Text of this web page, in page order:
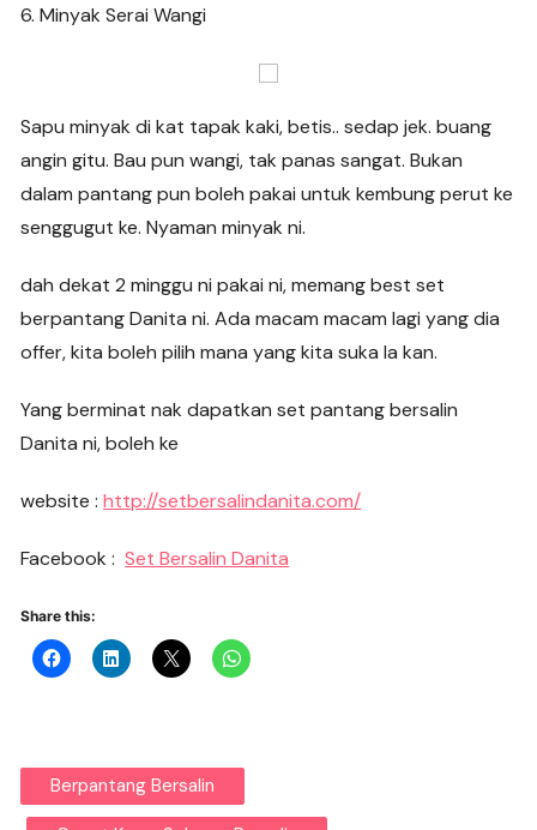
6. Minyak Serai Wangi
Sapu minyak di kat tapak kaki, betis.. sedap jek. buang
angin gitu. Bau pun wangi, tak panas sangat. Bukan
dalam pantang pun boleh pakai untuk kembung perut ke
senggugut ke. Nyaman minyak ni.
dah dekat 2 minggu ni pakai ni, memang best set
berpantang Danita ni. Ada macam macam lagi yang dia
offer, kita boleh pilih mana yang kita suka la kan.
Yang berminat nak dapatkan set pantang bersalin
Danita ni, boleh ke
website :http://setbersalindanita.com/
Facebook :Set Bersalin Danita
Share this:
Berpantang Bersalin